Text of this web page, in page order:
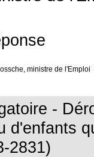
ministre de l'Emploi
-
d'enfants
2831)